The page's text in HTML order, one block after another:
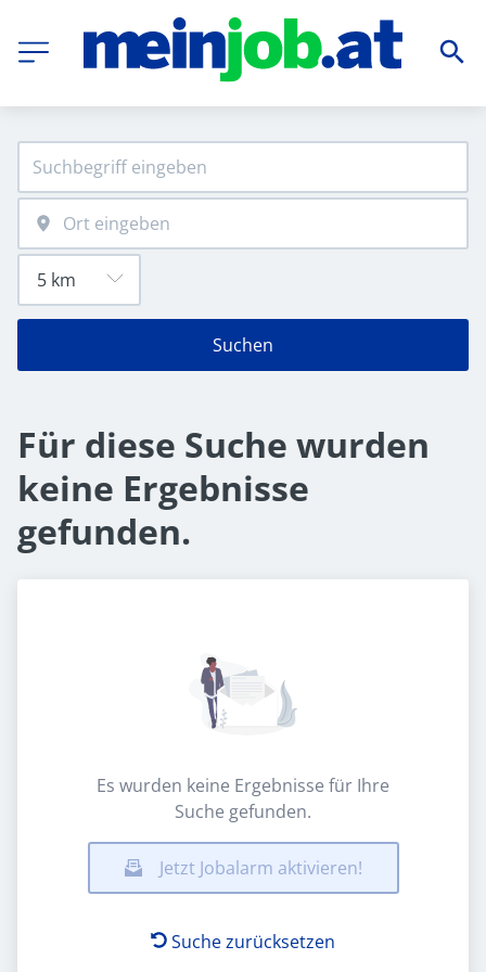
Suchen
Für diese Suche wurden
keine Ergebnisse
gefunden.
Es wurden keine Ergebnisse für Ihre
Suche gefunden.
Jetzt Jobalarm aktivieren!
Suche zurücksetzen